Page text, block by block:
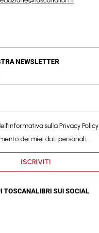
NEWSLETTER
sullaPrivacy Policy
dei miei dati personali.
ISCRIVITI
TOSCANALIBRI SUI SOCIAL